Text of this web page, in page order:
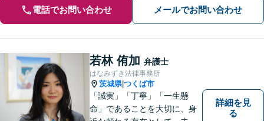
電話でお問い合わせ メールでお問い合わせ
若林 侑加 弁護士
はなみずき法律事務所
茨城県|つくば市
「誠実」「丁寧」「一生懸
命」であることを大切に、身
詳細を見
る